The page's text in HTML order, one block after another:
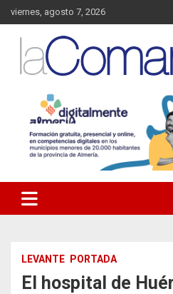
Saltar
al
contenido
viernes, agosto 7, 2026
La Comarca –
Almanzora
Almanzora y sus localidades.
LEVANTE PORTADA
El hospital de